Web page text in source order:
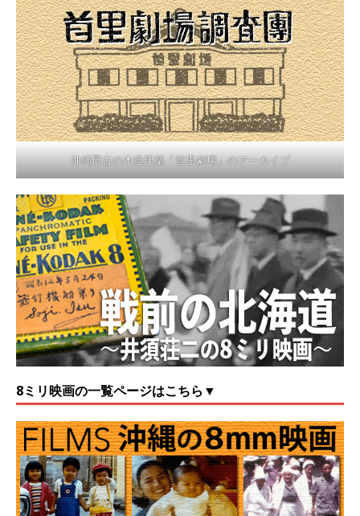
沖縄最古の木造建築「首里劇場」のアーカイブ
8ミリ映画の一覧ページはこちら▼